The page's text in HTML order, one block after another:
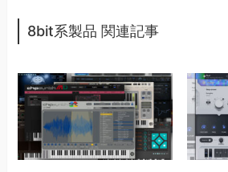
8bit系製品 関連記事